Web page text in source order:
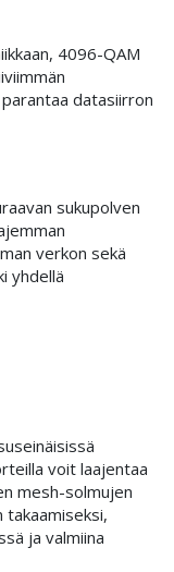
4096-QAM
datasiirron
sukupolven
verkon sekä
yhdellä
voit laajentaa
mesh-solmujen
takaamiseksi,
ja valmiina